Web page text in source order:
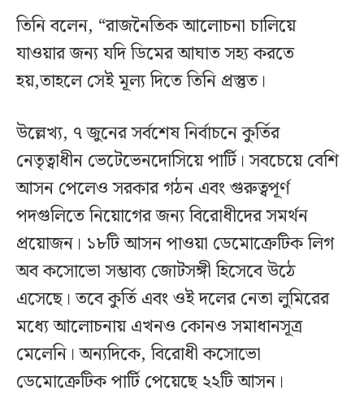
তিনি বলেন, “রাজনৈতিক আলোচনা চালিয়ে
যাওয়ার জন্য যদি ডিমের আঘাত সহ্য করতে
হয়,তাহলে সেই মূল্য দিতে তিনি প্রস্তুত।
উল্লেখ্য, ৭ জুনের সর্বশেষ নির্বাচনে কুর্তির
নেতৃত্বাধীন ভেটেভেনদোসিয়ে পার্টি। সবচেয়ে বেশি
আসন পেলেও সরকার গঠন এবং গুরুত্বপূর্ণ
পদগুলিতে নিয়োগের জন্য বিরোধীদের সমর্থন
প্রয়োজন। ১৮টি আসন পাওয়া ডেমোক্রেটিক লিগ
অব কসোভো সম্ভাব্য জোটসঙ্গী হিসেবে উঠে
এসেছে। তবে কুর্তি এবং ওই দলের নেতা লুমিরের
মধ্যে আলোচনায় এখনও কোনও সমাধানসূত্র
মেলেনি। অন্যদিকে, বিরোধী কসোভো
ডেমোক্রেটিক পার্টি পেয়েছে ২২টি আসন।